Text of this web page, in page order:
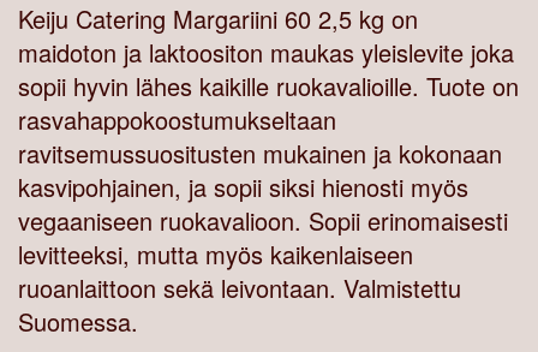
Keiju Catering Margariini 60 2,5 kg on
maidoton ja laktoositon maukas yleislevite joka
sopii hyvin lähes kaikille ruokavalioille. Tuote on
rasvahappokoostumukseltaan
ravitsemussuositusten mukainen ja kokonaan
kasvipohjainen, ja sopii siksi hienosti myös
vegaaniseen ruokavalioon. Sopii erinomaisesti
levitteeksi, mutta myös kaikenlaiseen
ruoanlaittoon sekä leivontaan. Valmistettu
Suomessa.